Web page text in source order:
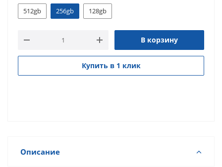
512gb
256gb 128gb
В корзину
Купить в 1 клик
Описание